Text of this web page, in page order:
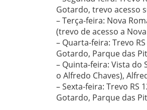
Gotardo, trevo acesso
– Terça-feira: Nova
(trevo de acesso a
– Quarta-feira: Trevo
Gotardo, Parque das
– Quinta-feira: Vista do
o Alfredo Chaves),
– Sexta-feira: Trevo RS
Gotardo, Parque das